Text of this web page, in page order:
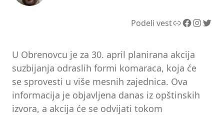
Podeli vestLink Facebook InstagramTwitter
U Obrenovcu je za 30. april planirana akcija
suzbijanja odraslih formi komaraca, koja će
se sprovesti u više mesnih zajednica. Ova
informacija je objavljena danas iz opštinskih
izvora, a akcija će se odvijati tokom